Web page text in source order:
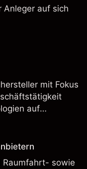
Anleger auf sich
mit Fokus
auf
sowie